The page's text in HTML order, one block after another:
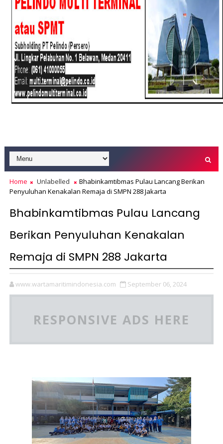
Home Unlabelled
Bhabinkamtibmas Pulau Lancang Berikan
Penyuluhan Kenakalan Remaja di SMPN 288 Jakarta
Bhabinkamtibmas Pulau Lancang
Berikan Penyuluhan Kenakalan
Remaja di SMPN 288 Jakarta
www.wartamaritimindonesia.com September 06, 2024
RESPONSIVE ADS HERE